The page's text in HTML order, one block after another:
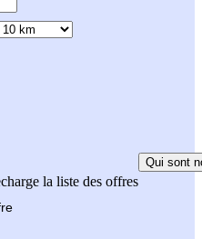
la liste des offres
Qui sont